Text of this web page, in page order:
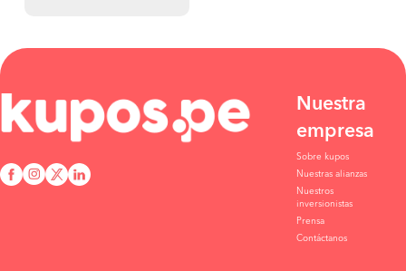
Nuestra
empresa
Sobre kupos
Nuestras alianzas
Nuestros
inversionistas
Prensa
Contáctanos